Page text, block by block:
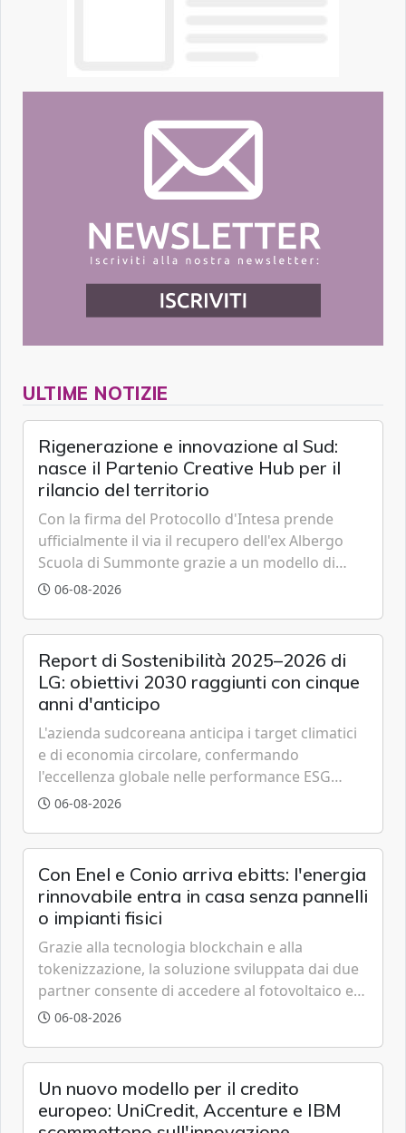
ULTIME NOTIZIE
Rigenerazione e innovazione al Sud:
nasce il Partenio Creative Hub per il
rilancio del territorio
Con la firma del Protocollo d'Intesa prende
ufficialmente il via il recupero dell'ex Albergo
Scuola di Summonte grazie a un modello di
partenariato pubblico-privato e a una rete di
06-08-2026
Report di Sostenibilità 2025–2026 di
LG: obiettivi 2030 raggiunti con cinque
anni d'anticipo
L'azienda sudcoreana anticipa i target climatici
e di economia circolare, confermando
l'eccellenza globale nelle performance ESG
grazie a innovazione, accessibilità e governance
06-08-2026
Con Enel e Conio arriva ebitts: l'energia
rinnovabile entra in casa senza pannelli
o impianti fisici
Grazie alla tecnologia blockchain e alla
tokenizzazione, la soluzione sviluppata dai due
partner consente di accedere al fotovoltaico e
all'eolico ottenendo risparmi diretti in bolletta,
06-08-2026
Un nuovo modello per il credito
europeo: UniCredit, Accenture e IBM